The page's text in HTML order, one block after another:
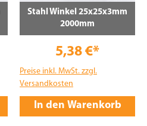
Stahl Winkel 25x25x3mm
2000mm
5,38 €*
Preise inkl. MwSt. zzgl.
Versandkosten
In den Warenkorb